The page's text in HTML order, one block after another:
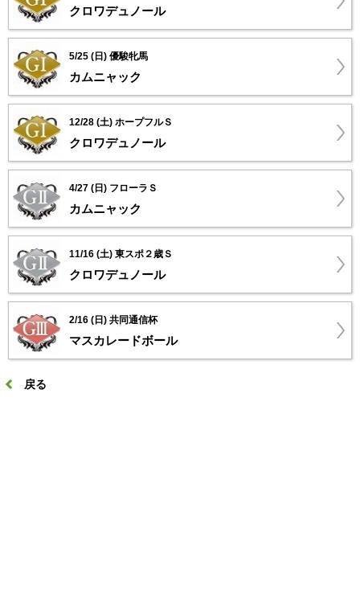
クロワデュノール
5/25 (日) 優駿牝馬
カムニャック
12/28 (土) ホープフルＳ
クロワデュノール
4/27 (日) フローラＳ
カムニャック
11/16 (土) 東スポ２歳Ｓ
クロワデュノール
2/16 (日) 共同通信杯
マスカレードボール
戻る